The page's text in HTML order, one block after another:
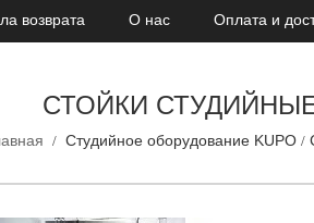
возврата О нас Оплата и
СТОЙКИ СТУДИЙНЫЕ
Студийное оборудование KUPO